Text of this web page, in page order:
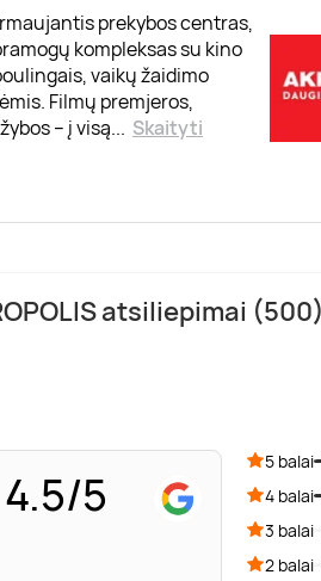
prekybos centras,
kompleksas su kino
vaikų žaidimo
Filmų premjeros,
– į visą... Skaityti
atsiliepimai (500)
4.5/5
5 balai
4 balai
3 balai
2 balai